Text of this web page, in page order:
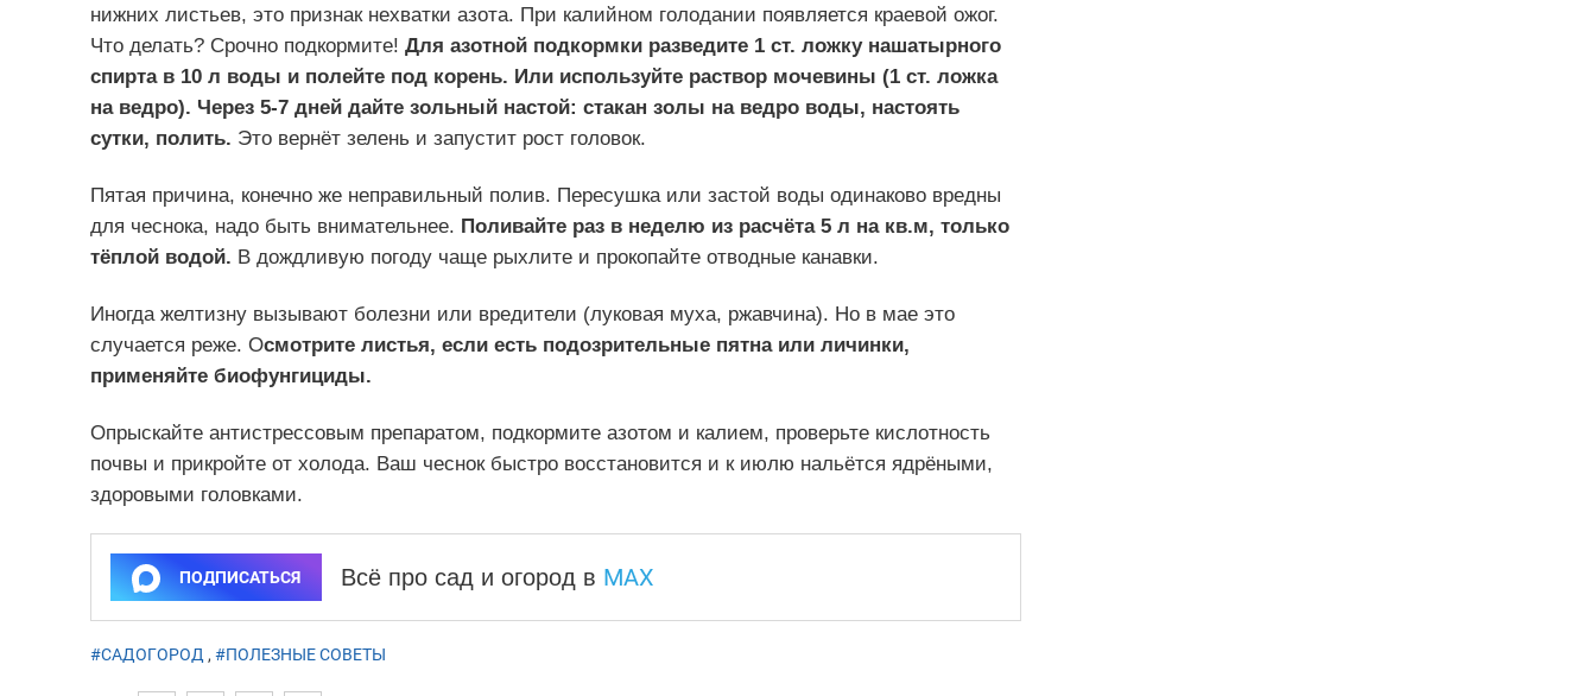
нижних листьев, это признак нехватки азота. При калийном голодании появляется краевой ожог.
Что делать? Срочно подкормите! Для азотной подкормки разведите 1 ст. ложку нашатырного
спирта в 10 л воды и полейте под корень. Или используйте раствор мочевины (1 ст. ложка
на ведро). Через 5-7 дней дайте зольный настой: стакан золы на ведро воды, настоять
сутки, полить. Это вернёт зелень и запустит рост головок.
Пятая причина, конечно же неправильный полив. Пересушка или застой воды одинаково вредны
для чеснока, надо быть внимательнее. Поливайте раз в неделю из расчёта 5 л на кв.м, только
тёплой водой. В дождливую погоду чаще рыхлите и прокопайте отводные канавки.
Иногда желтизну вызывают болезни или вредители (луковая муха, ржавчина). Но в мае это
случается реже. Осмотрите листья, если есть подозрительные пятна или личинки,
применяйте биофунгициды.
Опрыскайте антистрессовым препаратом, подкормите азотом и калием, проверьте кислотность
почвы и прикройте от холода. Ваш чеснок быстро восстановится и к июлю нальётся ядрёными,
здоровыми головками.
ПОДПИСАТЬСЯ Всё про сад и огород в MAX
#САДОГОРОД , #ПОЛЕЗНЫЕ СОВЕТЫ